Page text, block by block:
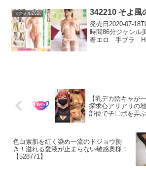
HD（ハイビジョン
ソクミル2020 342210 そよ風
発売日2020-07-
時間86分ジャン
着エロ 手ブラ
【乳デカ陰キャが
探求心アリアリの
部位でチ〇ポを弄
色白素肌を紅く染め一流のドジョウ捌
き！溢れる愛液が止まらない敏感奥様！
【528771】